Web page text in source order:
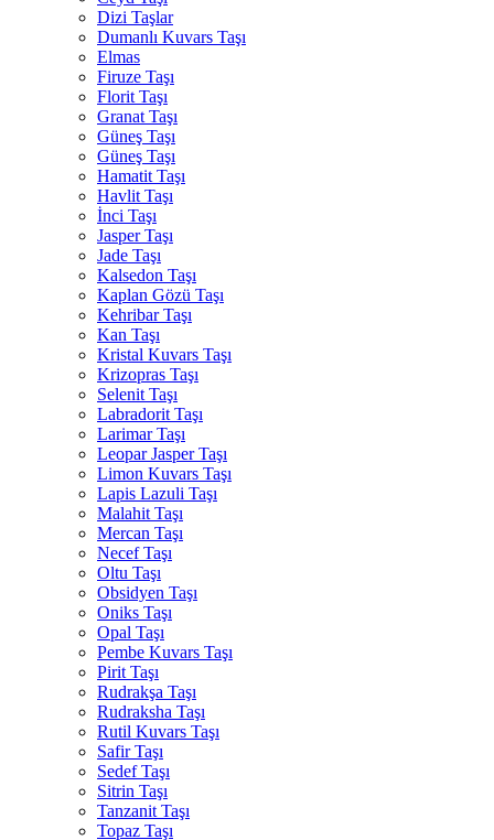
Dizi Taşlar
Dumanlı Kuvars Taşı
Elmas
Firuze Taşı
Florit Taşı
Granat Taşı
Güneş Taşı
Güneş Taşı
Hamatit Taşı
Havlit Taşı
İnci Taşı
Jasper Taşı
Jade Taşı
Kalsedon Taşı
Kaplan Gözü Taşı
Kehribar Taşı
Kan Taşı
Kristal Kuvars Taşı
Krizopras Taşı
Selenit Taşı
Labradorit Taşı
Larimar Taşı
Leopar Jasper Taşı
Limon Kuvars Taşı
Lapis Lazuli Taşı
Malahit Taşı
Mercan Taşı
Necef Taşı
Oltu Taşı
Obsidyen Taşı
Oniks Taşı
Opal Taşı
Pembe Kuvars Taşı
Pirit Taşı
Rudrakşa Taşı
Rudraksha Taşı
Rutil Kuvars Taşı
Safir Taşı
Sedef Taşı
Sitrin Taşı
Tanzanit Taşı
Topaz Taşı